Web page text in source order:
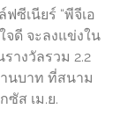
ซีเนียร์ “พีจีเอ
จดี จะลงแข่งใน
รางวัลรวม 2.2
นบาท ที่สนาม
ซัส เม.ย.